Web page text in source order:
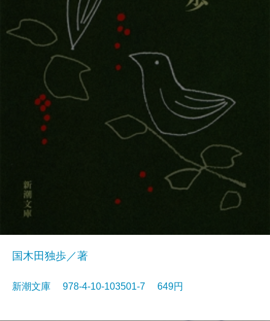
国木田独歩／著
新潮文庫 978-4-10-103501-7 649円